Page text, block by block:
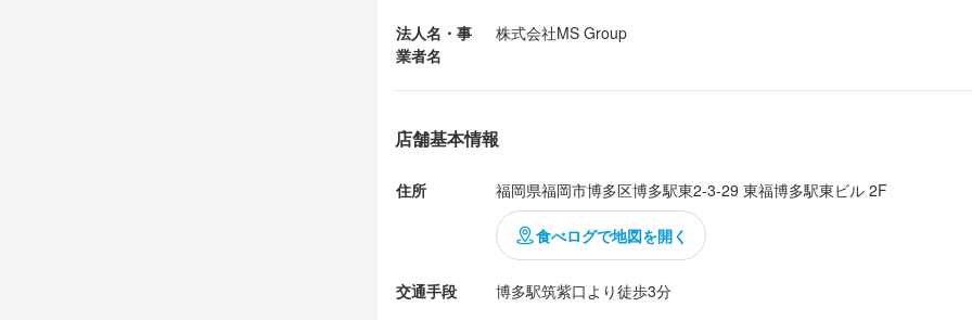
味が濃いめで卵も絡んでおいしい(*´꒳`*)
◾️地鶏のたたき
◾️ネギ塩餃子
濃いめのネギ塩味でお酒もすすむ(*'▽'*)
特にレタスがシャキシャキ感と一緒に楽しめておいしかった(*´꒳`*)
炭火で焼かれた鶏が柔らかくて香りと一緒に楽しめる一品✨
◾️辛ラーソーメン広島風
法人名・事
業者名
株式会社MS Group
店舗基本情報
住所 福岡県福岡市博多区博多駅東2-3-29 東福博多駅東ビル 2F
食べログで地図を開く
交通手段
博多駅筑紫口より徒歩3分